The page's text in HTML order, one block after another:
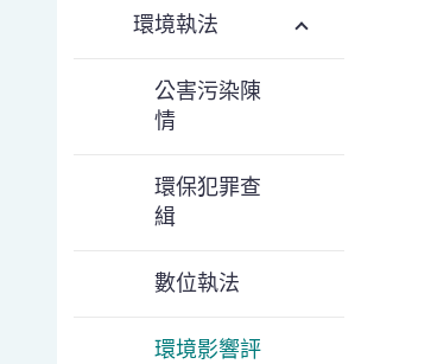
環境執法
公害污染陳
情
環保犯罪查
緝
數位執法
環境影響評